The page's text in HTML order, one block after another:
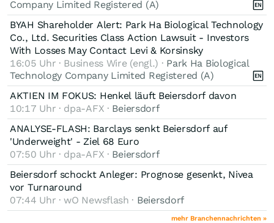
Company Limited Registered (A)
BYAH Shareholder Alert: Park Ha Biological Technology
Co., Ltd. Securities Class Action Lawsuit - Investors
With Losses May Contact Levi & Korsinsky
16:05 Uhr · Business Wire (engl.) · Park Ha Biological
Technology Company Limited Registered (A)
AKTIEN IM FOKUS: Henkel läuft Beiersdorf davon
10:17 Uhr · dpa-AFX · Beiersdorf
ANALYSE-FLASH: Barclays senkt Beiersdorf auf
'Underweight' - Ziel 68 Euro
07:50 Uhr · dpa-AFX · Beiersdorf
Beiersdorf schockt Anleger: Prognose gesenkt, Nivea
vor Turnaround
07:44 Uhr · wO Newsflash · Beiersdorf
mehr Branchennachrichten »